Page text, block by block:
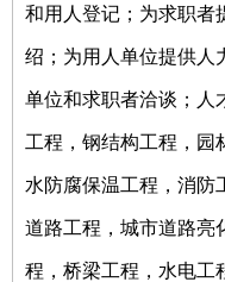
和用人登记；为求职者
绍；为用人单位提供人
单位和求职者洽谈；人
工程，钢结构工程，园
水防腐保温工程，消防
道路工程，城市道路亮
程，桥梁工程，水电工